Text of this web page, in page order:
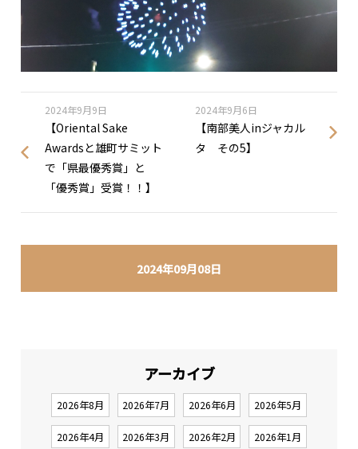
2024年09月08日
2024年9月9日
【Oriental Sake
Awardsと雄町サミット
で「県最優秀賞」と
「優秀賞」受賞！！】
2024年9月6日
【南部美人inジャカル
タ その5】
アーカイブ
2026年8月 2026年7月 2026年6月 2026年5月
2026年4月 2026年3月 2026年2月 2026年1月